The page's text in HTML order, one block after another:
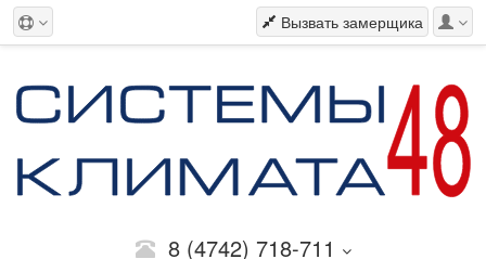
Вызвать замерщика
8 (4742) 718-711